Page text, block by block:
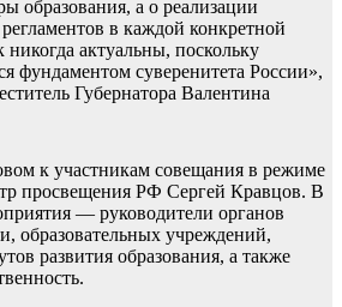
образования, а о реализации
в каждой конкретной
актуальны, поскольку
фундаментом суверенитета России»,
Губернатора Валентина
к участникам совещания в режиме
просвещения РФ Сергей Кравцов. В
— руководители органов
образовательных учреждений,
развития образования, а также